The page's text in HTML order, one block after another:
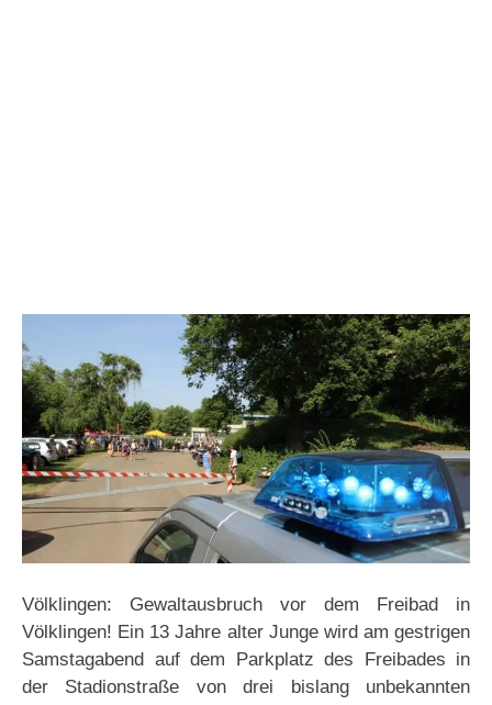
Völklingen: Gewaltausbruch vor dem Freibad in
Völklingen! Ein 13 Jahre alter Junge wird am gestrigen
Samstagabend auf dem Parkplatz des Freibades in
der Stadionstraße von drei bislang unbekannten